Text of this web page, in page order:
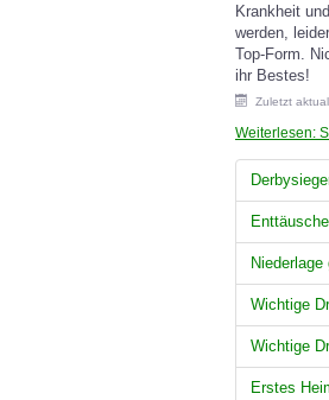
Krankheit
werden,
Top-Form.
ihr Bestes!
Zuletzt
Weiterlesen:
Wichtige
Wichtige
Erstes